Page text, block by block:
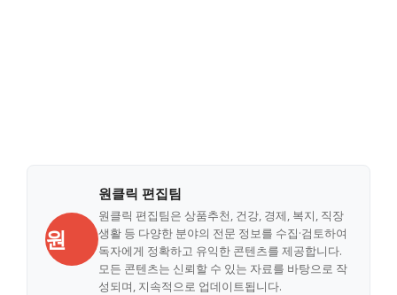
원
원클릭 편집팀
원클릭 편집팀은 상품추천, 건강, 경제, 복지, 직장
생활 등 다양한 분야의 전문 정보를 수집·검토하여
독자에게 정확하고 유익한 콘텐츠를 제공합니다.
모든 콘텐츠는 신뢰할 수 있는 자료를 바탕으로 작
성되며, 지속적으로 업데이트됩니다.